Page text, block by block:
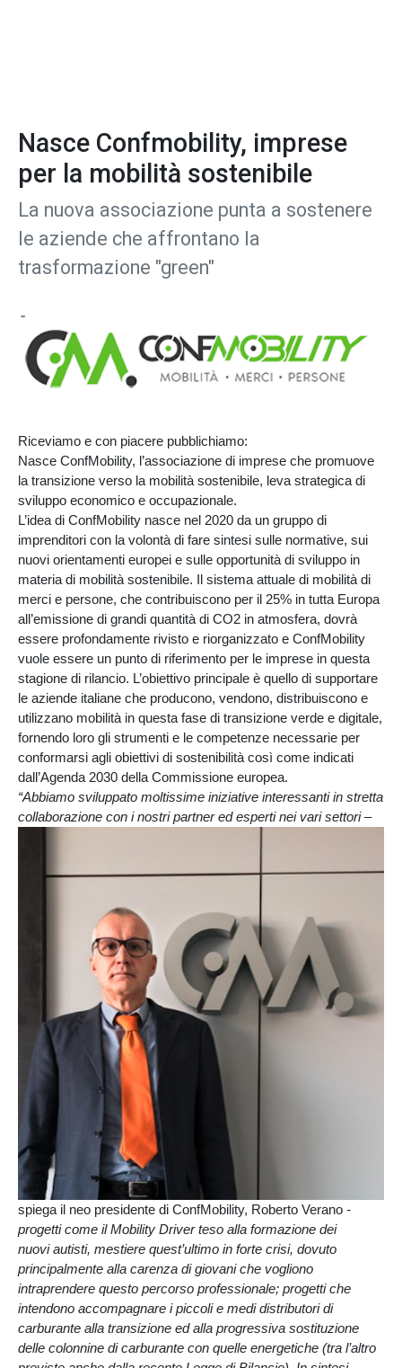
Nasce Confmobility, imprese
per la mobilità sostenibile
La nuova associazione punta a sostenere
le aziende che affrontano la
trasformazione "green"
Riceviamo e con piacere pubblichiamo:
Nasce ConfMobility, l’associazione di imprese che promuove
la transizione verso la mobilità sostenibile, leva strategica di
sviluppo economico e occupazionale.
L’idea di ConfMobility nasce nel 2020 da un gruppo di
imprenditori con la volontà di fare sintesi sulle normative, sui
nuovi orientamenti europei e sulle opportunità di sviluppo in
materia di mobilità sostenibile. Il sistema attuale di mobilità di
merci e persone, che contribuiscono per il 25% in tutta Europa
all’emissione di grandi quantità di CO2 in atmosfera, dovrà
essere profondamente rivisto e riorganizzato e ConfMobility
vuole essere un punto di riferimento per le imprese in questa
stagione di rilancio. L’obiettivo principale è quello di supportare
le aziende italiane che producono, vendono, distribuiscono e
utilizzano mobilità in questa fase di transizione verde e digitale,
fornendo loro gli strumenti e le competenze necessarie per
conformarsi agli obiettivi di sostenibilità così come indicati
dall’Agenda 2030 della Commissione europea.
“Abbiamo sviluppato moltissime iniziative interessanti in stretta
collaborazione con i nostri partner ed esperti nei vari settori–
spiega il neo presidente di ConfMobility, Roberto Verano -
progetti come il Mobility Driver teso alla formazione dei
nuovi autisti, mestiere quest’ultimo in forte crisi, dovuto
principalmente alla carenza di giovani che vogliono
intraprendere questo percorso professionale; progetti che
intendono accompagnare i piccoli e medi distributori di
carburante alla transizione ed alla progressiva sostituzione
delle colonnine di carburante con quelle energetiche (tra l’altro